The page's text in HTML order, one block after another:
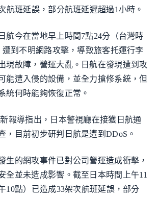
航班延誤，部分航班延遲超過1小時。
航今在當地早上時間7點24分（台灣時
遭到不明網路攻擊，導致旅客托運行李
現故障，營運大亂。日航在發現遭到攻
能遭入侵的設備，並全力搶修系統，但
統何時能夠恢復正常。
報導指出，日本警視廳在接獲日航通
，目前初步研判日航是遭到DDoS。
生的網攻事件已對公司營運造成衝擊，
全並未造成影響。截至日本時間上午11
10點）已造成33架次航班延誤，部分